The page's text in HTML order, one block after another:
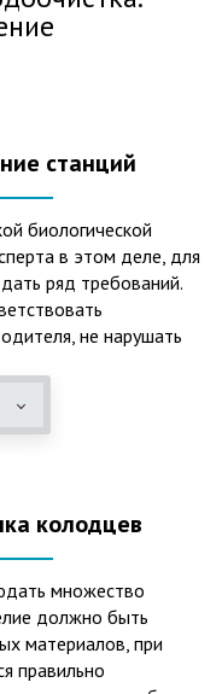
станций
биологической
в этом деле, для
ряд требований.
не нарушать
не качественный
из строя
всех существующих
для хозяйственных
при чистке могут
необходимости
машину. Системы
колодцев
множество
должно быть
материалов, при
правильно